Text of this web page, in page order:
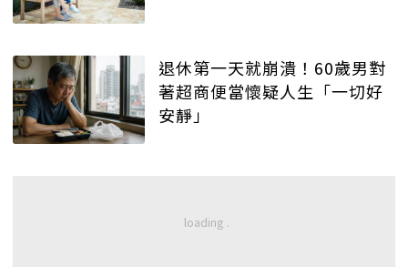
退休第一天就崩潰！60歲男對
著超商便當懷疑人生「一切好
安靜」